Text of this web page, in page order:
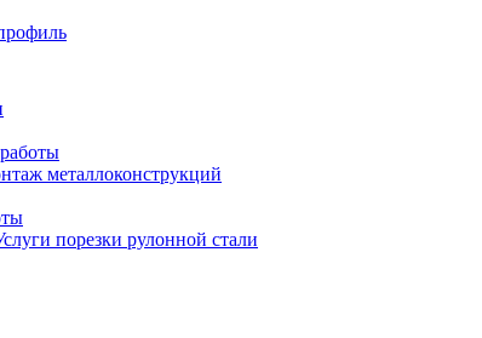
металлоконструкций
порезки рулонной стали